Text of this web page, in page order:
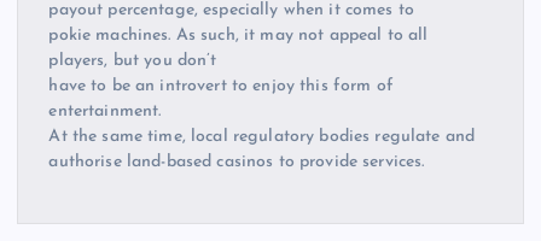
payout percentage, especially when it comes to
pokie machines. As such, it may not appeal to all
players, but you don’t
have to be an introvert to enjoy this form of
entertainment.
At the same time, local regulatory bodies regulate and
authorise land-based casinos to provide services.